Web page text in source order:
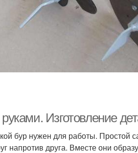
Изготовление
бур нужен для работы. Простой
напротив друга. Вместе они